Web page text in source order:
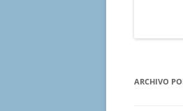
ARCHIVO